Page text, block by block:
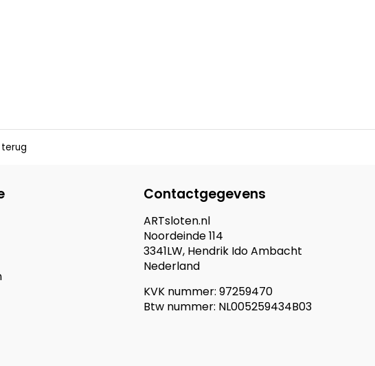
Contactgegevens
ARTsloten.nl
Noordeinde 114
3341LW, Hendrik Ido Ambacht
Nederland
KVK nummer: 97259470
Btw nummer: NL005259434B03